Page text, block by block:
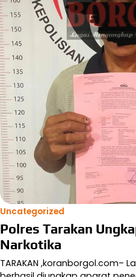
Uncategorized
Polres Tarakan
Narkotika
TARAKAN ,koranborgol.com–